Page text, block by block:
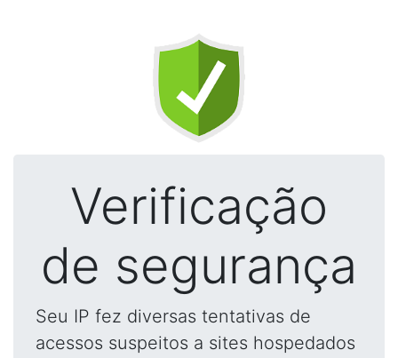
Verificação
de segurança
Seu IP fez diversas tentativas de
acessos suspeitos a sites hospedados